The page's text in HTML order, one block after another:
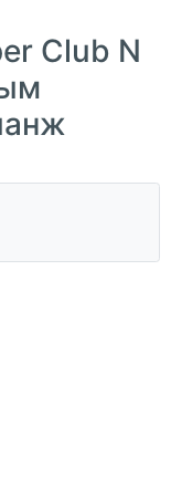
Club N